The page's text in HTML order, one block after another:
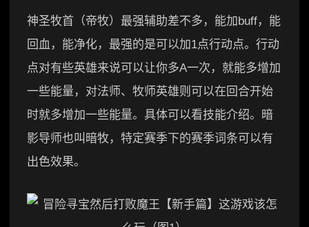
神圣牧首（帝牧）最强辅助差不多，能加buff，能
回血，能净化，最强的是可以加1点行动点。行动
点对有些英雄来说可以让你多A一次，就能多增加
一些能量，对法师、牧师英雄则可以在回合开始
时就多增加一些能量。具体可以看技能介绍。暗
影导师也叫暗牧，特定赛季下的赛季词条可以有
出色效果。